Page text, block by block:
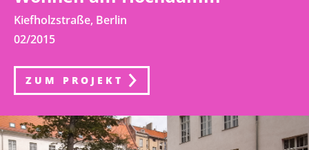
Kiefholzstraße, Berlin
02/2015
ZUM PROJEKT